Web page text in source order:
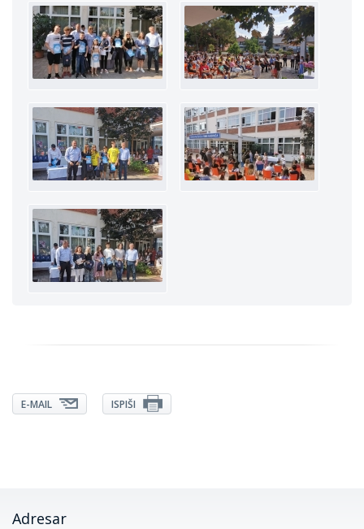
E-MAIL ISPIŠI
Adresar